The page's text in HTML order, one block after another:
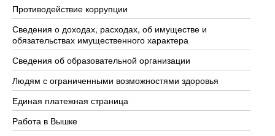
Противодействие коррупции
Сведения о доходах, расходах, об имуществе и
обязательствах имущественного характера
Сведения об образовательной организации
Людям с ограниченными возможностями здоровья
Единая платежная страница
Работа в Вышке